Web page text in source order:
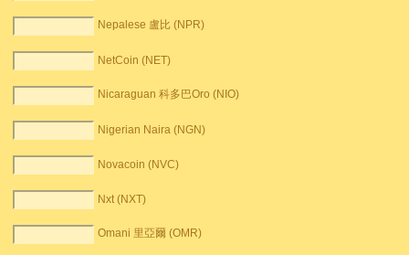
Nepalese 盧比 (NPR)
NetCoin (NET)
Nicaraguan 科多巴Oro (NIO)
Nigerian Naira (NGN)
Novacoin (NVC)
Nxt (NXT)
Omani 里亞爾 (OMR)